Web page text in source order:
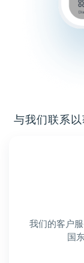
与我们联系
我们的客户
国